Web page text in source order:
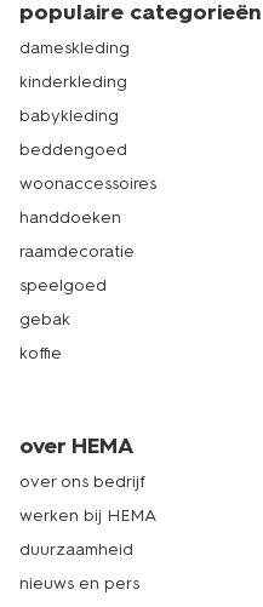
populaire categorieën
dameskleding
kinderkleding
babykleding
beddengoed
woonaccessoires
handdoeken
raamdecoratie
speelgoed
gebak
koffie
over HEMA
over ons bedrijf
werken bij HEMA
duurzaamheid
nieuws en pers